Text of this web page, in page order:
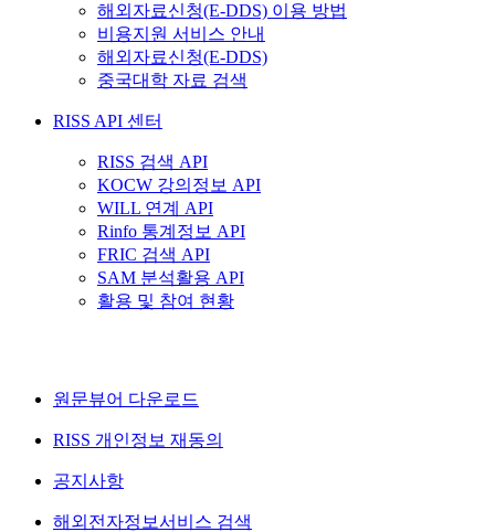
해외자료신청(E-DDS) 이용 방법
비용지원 서비스 안내
해외자료신청(E-DDS)
중국대학 자료 검색
RISS API 센터
RISS 검색 API
KOCW 강의정보 API
WILL 연계 API
Rinfo 통계정보 API
FRIC 검색 API
SAM 분석활용 API
활용 및 참여 현황
원문뷰어 다운로드
RISS 개인정보 재동의
공지사항
해외전자정보서비스 검색